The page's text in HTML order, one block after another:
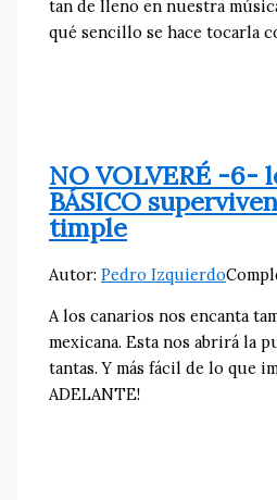
tan de lleno en nuestra
qué sencillo se hace tocarla
NO VOLVERÉ -6-
BÁSICO
timple
Autor:Pedro Izquierdo
A los canarios nos encanta
mexicana. Esta nos abrirá la
tantas. Y más fácil de lo que
ADELANTE!